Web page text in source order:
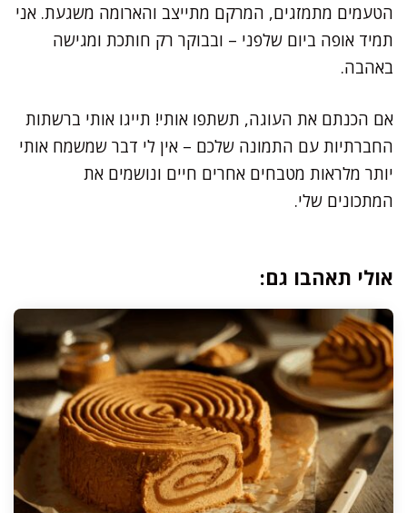
הטעמים מתמזגים, המרקם מתייצב והארומה משגעת. אני
תמיד אופה ביום שלפני – ובבוקר רק חותכת ומגישה
באהבה.
אם הכנתם את העוגה, תשתפו אותי! תייגו אותי ברשתות
החברתיות עם התמונה שלכם – אין לי דבר שמשמח אותי
יותר מלראות מטבחים אחרים חיים ונושמים את
המתכונים שלי.
אולי תאהבו גם: